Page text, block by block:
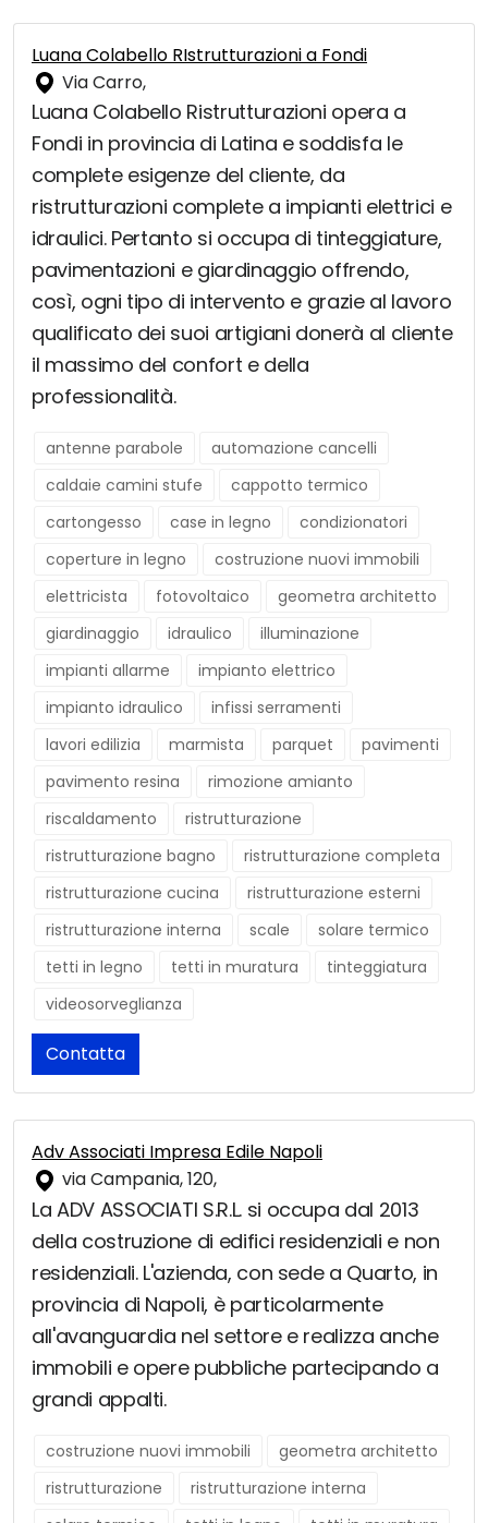
Luana Colabello RIstrutturazioni a Fondi
Via Carro,
Luana Colabello Ristrutturazioni opera a
Fondi in provincia di Latina e soddisfa le
complete esigenze del cliente, da
ristrutturazioni complete a impianti elettrici e
idraulici. Pertanto si occupa di tinteggiature,
pavimentazioni e giardinaggio offrendo,
così, ogni tipo di intervento e grazie al lavoro
qualificato dei suoi artigiani donerà al cliente
il massimo del confort e della
professionalità.
antenne parabole
automazione cancelli
caldaie camini stufe
cappotto termico
cartongesso
case in legno
condizionatori
coperture in legno
costruzione nuovi immobili
elettricista
fotovoltaico
geometra architetto
giardinaggio
idraulico
illuminazione
impianti allarme
impianto elettrico
impianto idraulico
infissi serramenti
lavori edilizia
marmista parquet
pavimenti
pavimento resina
rimozione amianto
riscaldamento
ristrutturazione
ristrutturazione bagno
ristrutturazione completa
ristrutturazione cucina
ristrutturazione esterni
ristrutturazione interna
scale
solare termico
tetti in legno
tetti in muratura
tinteggiatura
videosorveglianza
Contatta
Adv Associati Impresa Edile Napoli
via Campania, 120,
La ADV ASSOCIATI S.R.L. si occupa dal 2013
della costruzione di edifici residenziali e non
residenziali. L'azienda, con sede a Quarto, in
provincia di Napoli, è particolarmente
all'avanguardia nel settore e realizza anche
immobili e opere pubbliche partecipando a
grandi appalti.
costruzione nuovi immobili
geometra architetto
ristrutturazione
ristrutturazione interna